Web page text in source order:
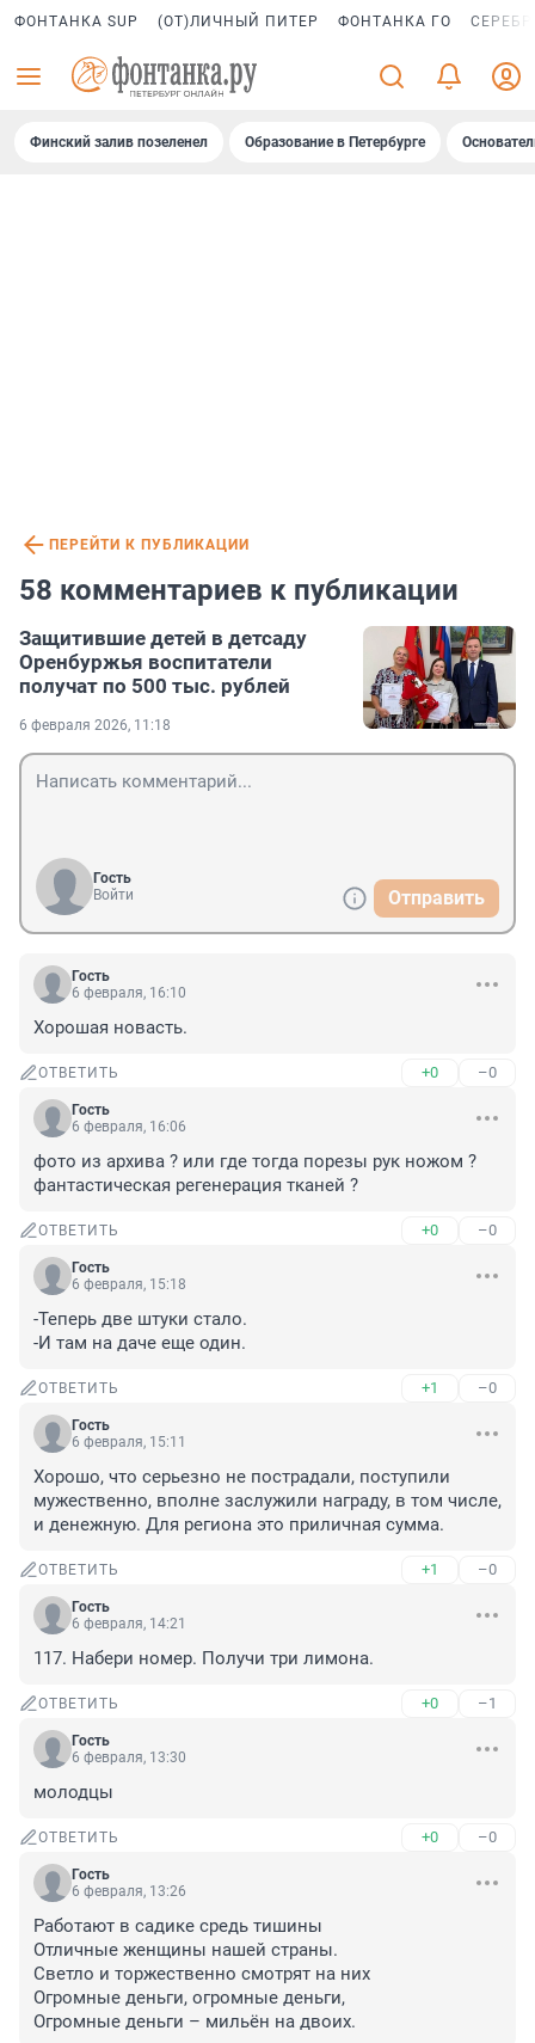
ФОНТАНКА SUP (ОТ)ЛИЧНЫЙ ПИТЕР ФОНТАНКА ГО
Финский залив позеленел Образование в Петербурге
ПЕРЕЙТИ К ПУБЛИКАЦИИ
58 комментариев к публикации
Защитившие детей в детсаду
Оренбуржья воспитатели
получат по 500 тыс. рублей
6 февраля 2026, 11:18
Гость
Войти
Отправить
Гость
6 февраля, 16:10
Хорошая новасть.
ОТВЕТИТЬ +0 –0
Гость
6 февраля, 16:06
фото из архива ? или где тогда порезы рук ножом ?
фантастическая регенерация тканей ?
ОТВЕТИТЬ +0 –0
Гость
6 февраля, 15:18
-Теперь две штуки стало.
-И там на даче еще один.
ОТВЕТИТЬ +1 –0
Гость
6 февраля, 15:11
Хорошо, что серьезно не пострадали, поступили
мужественно, вполне заслужили награду, в том числе,
и денежную. Для региона это приличная сумма.
ОТВЕТИТЬ +1 –0
Гость
6 февраля, 14:21
117. Набери номер. Получи три лимона.
ОТВЕТИТЬ +0 –1
Гость
6 февраля, 13:30
молодцы
ОТВЕТИТЬ +0 –0
Гость
6 февраля, 13:26
Работают в садике средь тишины
Отличные женщины нашей страны.
Светло и торжественно смотрят на них
Огромные деньги, огромные деньги,
Огромные деньги – мильён на двоих.